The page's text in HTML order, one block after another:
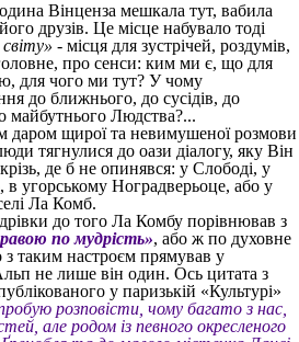
Вінценза мешкала тут, вабила
друзів. Це місце набувало тоді
- місця для зустрічей, роздумів,
про сенси: ким ми є, що для
для чого ми тут? У чому
до ближнього, до сусідів, до
Людства?...
даром щирої та невимушеної розмови
тягнулися до оази діалогу, яку Він
де б не опинявся: у Слободі, у
в угорському Ноградверьоце, або у
Ла Комб.
до того Ла Комбу порівнював з
по мудрість», або ж по духовне
з таким настроєм прямував у
не лише він один. Ось цитата з
у паризькій «Культурі»
розповісти, чому багато з нас,
але родом із певного окресленого